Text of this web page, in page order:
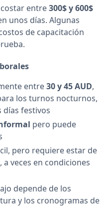
entre300$ y 600$
unos días. Algunas
de capacitación
entre30 y 45 AUD,
los turnos nocturnos,
días festivos
pero puede
pero requiere estar de
veces en condiciones
depende de los
y los cronogramas de